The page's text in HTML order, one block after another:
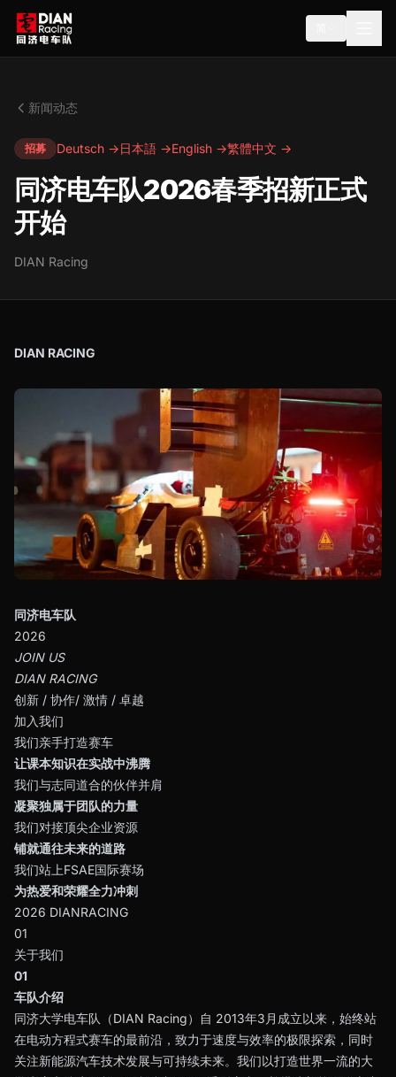
新闻动态
招募 Deutsch →日本語 →English →繁體中文 →
同济电车队2026春季招新正式
开始
DIAN Racing
DIAN RACING
同济电车队
2026
JOIN US
DIAN RACING
创新 / 协作/ 激情 / 卓越
加入我们
我们亲手打造赛车
让课本知识在实战中沸腾
我们与志同道合的伙伴并肩
凝聚独属于团队的力量
我们对接顶尖企业资源
铺就通往未来的道路
我们站上FSAE国际赛场
为热爱和荣耀全力冲刺
2026 DIANRACING
01
关于我们
01
车队介绍
同济大学电车队（DIAN Racing）自 2013年3月成立以来，始终站
在电动方程式赛车的最前沿，致力于速度与效率的极限探索，同时
关注新能源汽车技术发展与可持续未来。我们以打造世界一流的大